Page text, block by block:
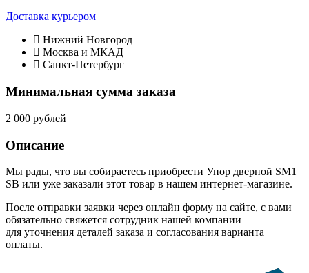
Доставка курьером
Нижний Новгород
Москва и МКАД
Санкт-Петербург
Минимальная сумма заказа
2 000 рублей
Описание
Мы рады, что вы собираетесь приобрести Упор дверной SM1
SB или уже заказали этот товар в нашем интернет-магазине.
После отправки заявки через онлайн форму на сайте, с вами
обязательно свяжется сотрудник нашей компании
для уточнения деталей заказа и согласования варианта
оплаты.